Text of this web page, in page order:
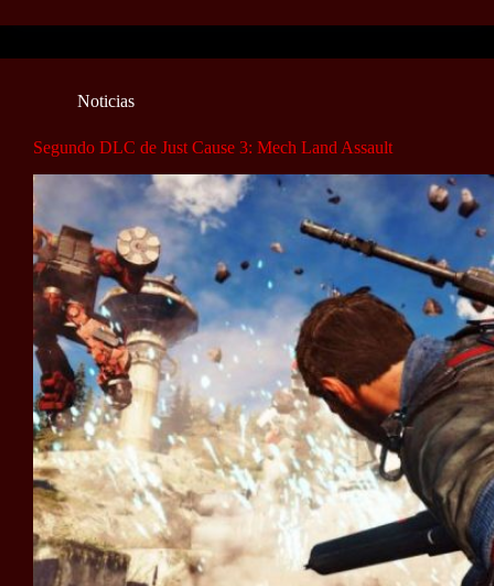
Noticias
Segundo DLC de Just Cause 3: Mech Land Assault